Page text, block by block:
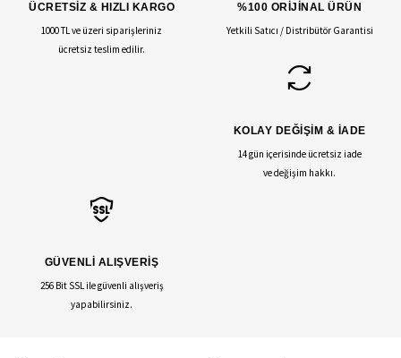
ÜCRETSİZ & HIZLI KARGO
1000 TL ve üzeri siparişleriniz
ücretsiz teslim edilir.
%100 ORİJİNAL ÜRÜN
Yetkili Satıcı / Distribütör Garantisi
KOLAY DEĞİŞİM & İADE
14 gün içerisinde ücretsiz iade
ve değişim hakkı.
GÜVENLİ ALIŞVERİŞ
256 Bit SSL ile güvenli alışveriş
yapabilirsiniz.